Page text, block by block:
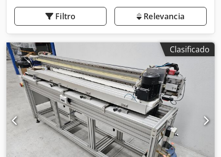
Filtro Relevancia
Clasificado